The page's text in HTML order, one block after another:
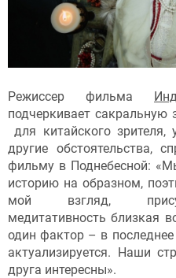
Режиссер фильма
подчеркивает сакральную
для китайского
другие обстоятельства,
фильму в Поднебесной:
историю на образном,
мой взгляд,
медитативность близкая
один фактор – в
актуализируется. Наши
друга интересны».